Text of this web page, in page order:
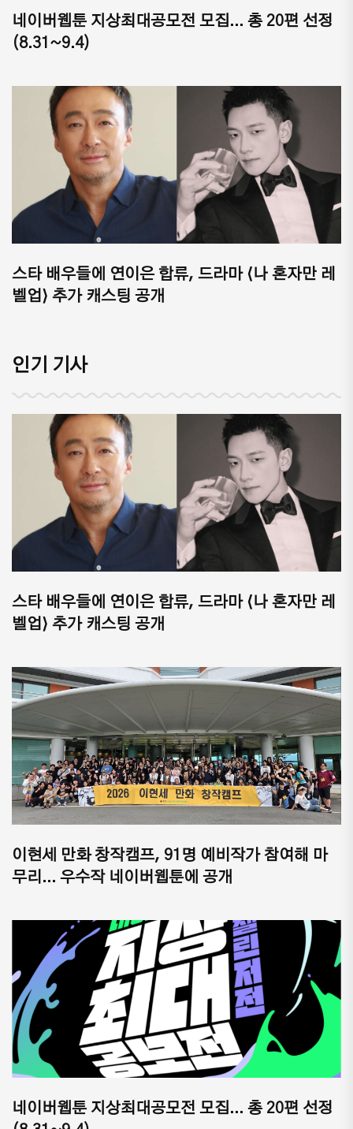
네이버웹툰 지상최대공모전 모집... 총 20편 선정
(8.31~9.4)
스타 배우들에 연이은 합류, 드라마 ⟨나 혼자만 레
벨업⟩ 추가 캐스팅 공개
인기 기사
스타 배우들에 연이은 합류, 드라마 ⟨나 혼자만 레
벨업⟩ 추가 캐스팅 공개
이현세 만화 창작캠프, 91명 예비작가 참여해 마
무리... 우수작 네이버웹툰에 공개
네이버웹툰 지상최대공모전 모집... 총 20편 선정